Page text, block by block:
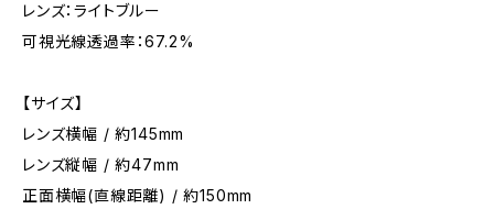
レンズ：ライトブルー
可視光線透過率：67.2%
【サイズ】
レンズ横幅 / 約145mm
レンズ縦幅 / 約47mm
正面横幅(直線距離) / 約150mm